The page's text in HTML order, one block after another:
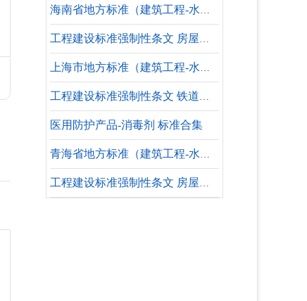
海南省地方标准（建筑工程-水暖专业-设计依据）
工程建设标准强制性条文 房屋建筑部分 鉴定、加固和维护
上海市地方标准（建筑工程-水暖专业-设计依据）
工程建设标准强制性条文 铁道工程部分 施工安全
医用防护产品-消毒剂 标准合集
青海省地方标准（建筑工程-水暖专业-参考标准）
工程建设标准强制性条文 房屋建筑部分 建筑防火